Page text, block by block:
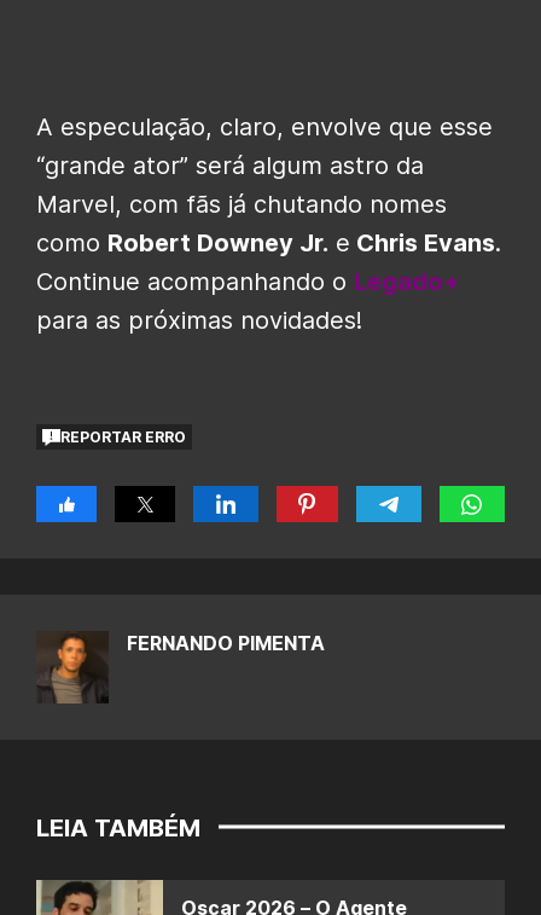
A especulação, claro, envolve que esse
“grande ator” será algum astro da
Marvel, com fãs já chutando nomes
como Robert Downey Jr. e Chris Evans.
Continue acompanhando o Legado+
para as próximas novidades!
REPORTAR ERRO
FERNANDO PIMENTA
LEIA TAMBÉM
Oscar 2026 – O Agente